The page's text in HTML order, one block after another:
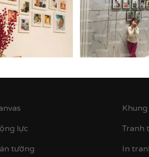
Bạn có thể dễ dàng tự tay trang
vẫn hoàn toàn nguyên vẹn, không
lực
tường
Tranh
In